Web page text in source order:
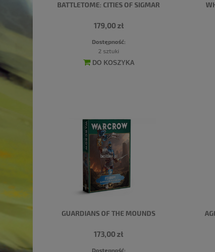
BATTLETOME: CITIES OF SIGMAR
179,00 zł
Dostępność:
2 sztuki
DO KOSZYKA
GUARDIANS OF THE MOUNDS
173,00 zł
Dostępność: